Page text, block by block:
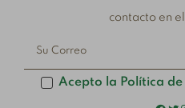
contacto en
Acepto la Política